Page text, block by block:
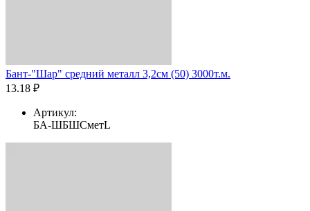
Бант-"Шар" средний металл 3,2см (50) 3000т.м.
13.18 ₽
Артикул:
БА-ШБШСметL